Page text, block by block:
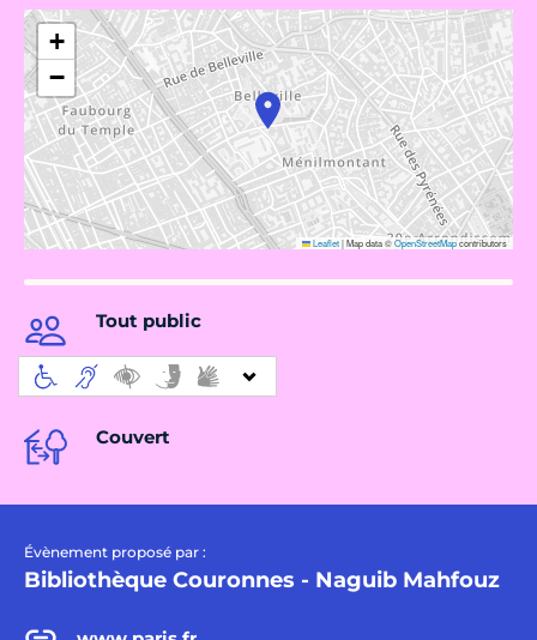
+
−
Leaflet|Map data ©OpenStreetMapcontributors
Tout public
Couvert
Évènement proposé par :
Bibliothèque Couronnes - Naguib Mahfouz